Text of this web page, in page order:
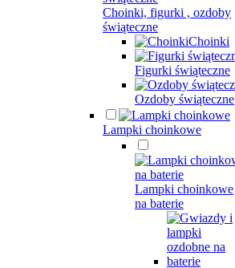
Choinki, figurki , ozdoby
świąteczne
Choinki
Figurki świąteczne
Ozdoby świąteczne
Lampki choinkowe
Lampki choinkowe
na baterie